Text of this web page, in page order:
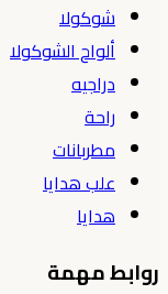
شوكولا
ألواح الشوكولا
دراجيه
راحة
مطربانات
علب هدايا
هدايا
روابط مهمة